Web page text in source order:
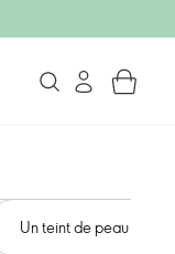
Un teint de peau